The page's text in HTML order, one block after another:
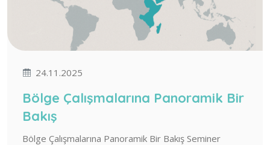
24.11.2025
Bölge Çalışmalarına Panoramik Bir
Bakış
Bölge Çalışmalarına Panoramik Bir Bakış Seminer